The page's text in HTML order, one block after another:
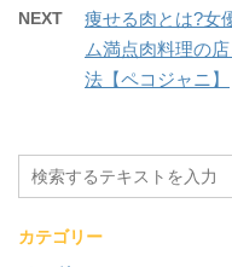
NEXT
痩せる肉とは?女
ム満点肉料理の
法【ペコジャニ】
カテゴリー